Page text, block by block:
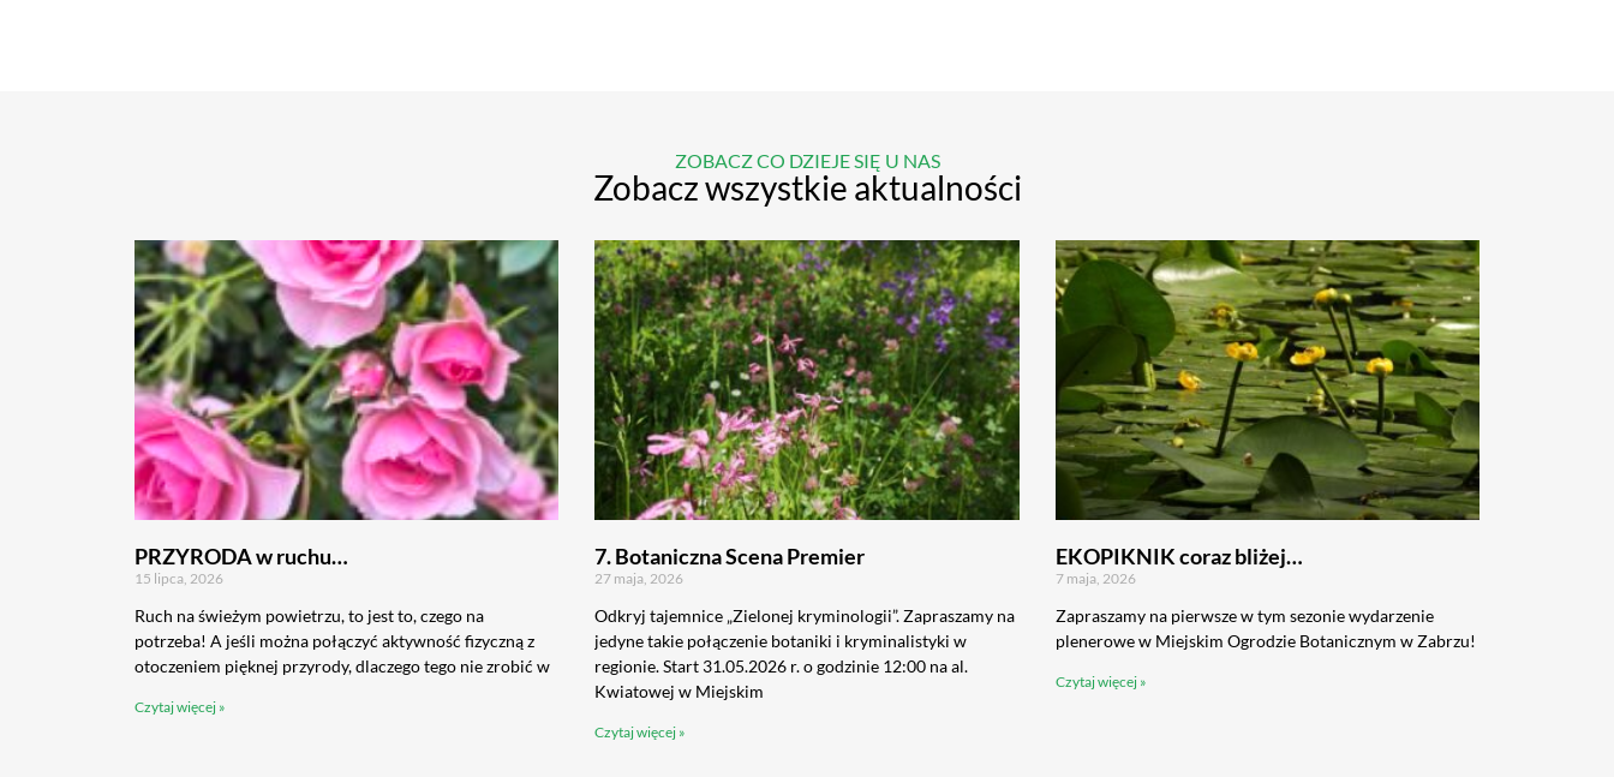
ZOBACZ CO DZIEJE SIĘ U NAS
Zobacz wszystkie aktualności
PRZYRODA w ruchu…
15 lipca, 2026
Ruch na świeżym powietrzu, to jest to, czego na
potrzeba! A jeśli można połączyć aktywność fizyczną z
otoczeniem pięknej przyrody, dlaczego tego nie zrobić w
Czytaj więcej »
7. Botaniczna Scena Premier
27 maja, 2026
Odkryj tajemnice „Zielonej kryminologii”. Zapraszamy na
jedyne takie połączenie botaniki i kryminalistyki w
regionie. Start 31.05.2026 r. o godzinie 12:00 na al.
Kwiatowej w Miejskim
Czytaj więcej »
EKOPIKNIK coraz bliżej…
7 maja, 2026
Zapraszamy na pierwsze w tym sezonie wydarzenie
plenerowe w Miejskim Ogrodzie Botanicznym w Zabrzu!
Czytaj więcej »